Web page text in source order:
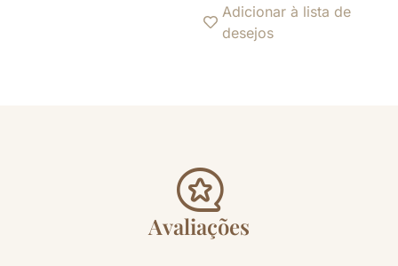
Adicionar à lista de
desejos
Avaliações